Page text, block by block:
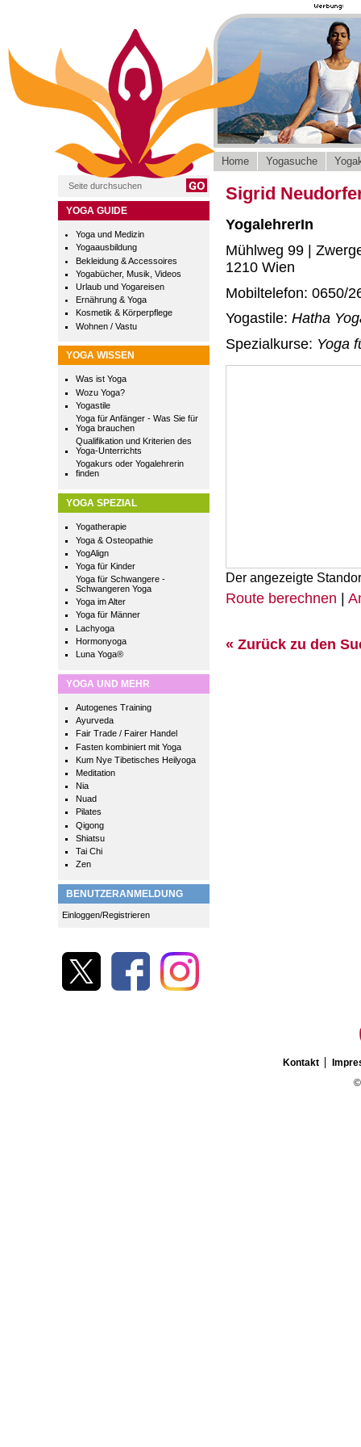
YOGA GUIDE
Yoga und Medizin
Yogaausbildung
Bekleidung & Accessoires
Yogabücher, Musik, Videos
Urlaub und Yogareisen
Ernährung & Yoga
Kosmetik & Körperpflege
Wohnen / Vastu
YOGA WISSEN
Was ist Yoga
Wozu Yoga?
Yogastile
Yoga für Anfänger - Was Sie für
Yoga brauchen
Qualifikation und Kriterien des
Yoga-Unterrichts
Yogakurs oder Yogalehrerin
finden
YOGA SPEZIAL
Yogatherapie
Yoga & Osteopathie
YogAlign
Yoga für Kinder
Yoga für Schwangere -
Schwangeren Yoga
Yoga im Alter
Yoga für Männer
Lachyoga
Hormonyoga
Luna Yoga®
YOGA UND MEHR
Autogenes Training
Ayurveda
Fair Trade / Fairer Handel
Fasten kombiniert mit Yoga
Kum Nye Tibetisches Heilyoga
Meditation
Nia
Nuad
Pilates
Qigong
Shiatsu
Tai Chi
Zen
BENUTZERANMELDUNG
Einloggen/Registrieren
Home Yogasuche
Sigrid
YogalehrerIn
Mühlweg 99 |
1210 Wien
Mobiltelefon: 0650/
Yogastile: Hatha
Spezialkurse: Yoga
Der angezeigte
Route berechnen |
« Zurück zu den
Kontakt
©